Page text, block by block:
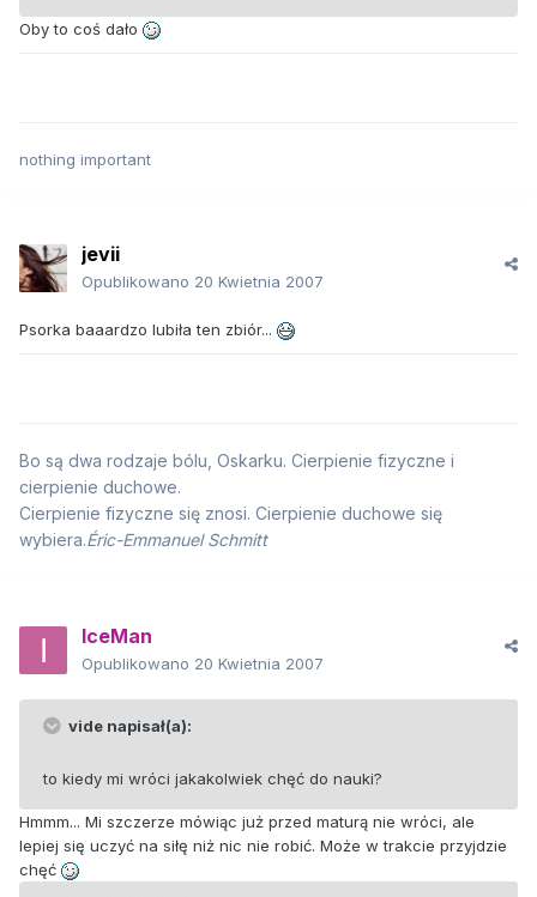
Oby to coś dało
nothing important
jevii
Opublikowano 20 Kwietnia 2007
Psorka baaardzo lubiła ten zbiór...
Bo są dwa rodzaje bólu, Oskarku. Cierpienie fizyczne i
cierpienie duchowe.
Cierpienie fizyczne się znosi. Cierpienie duchowe się
wybiera.Éric-Emmanuel Schmitt
IceMan
Opublikowano 20 Kwietnia 2007
vide napisał(a):
to kiedy mi wróci jakakolwiek chęć do nauki?
Hmmm... Mi szczerze mówiąc już przed maturą nie wróci, ale
lepiej się uczyć na siłę niż nic nie robić. Może w trakcie przyjdzie
chęć